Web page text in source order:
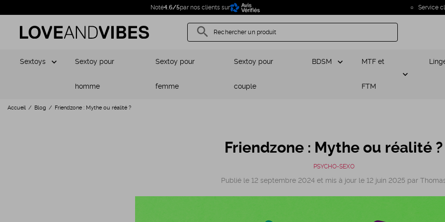
Noté4.6/5par nos clients sur Service
search Rechercher un produit
Sextoys Sextoy pour
homme
Sextoy pour
femme
Sextoy pour
couple
BDSM MTF et
FTM
Accueil Blog Friendzone : Mythe ou réalité ?
Friendzone : Mythe ou réalité ?
PSYCHO-SEXO
Publié le 12 septembre 2024 et mis à jour le 12 juin 2025 par